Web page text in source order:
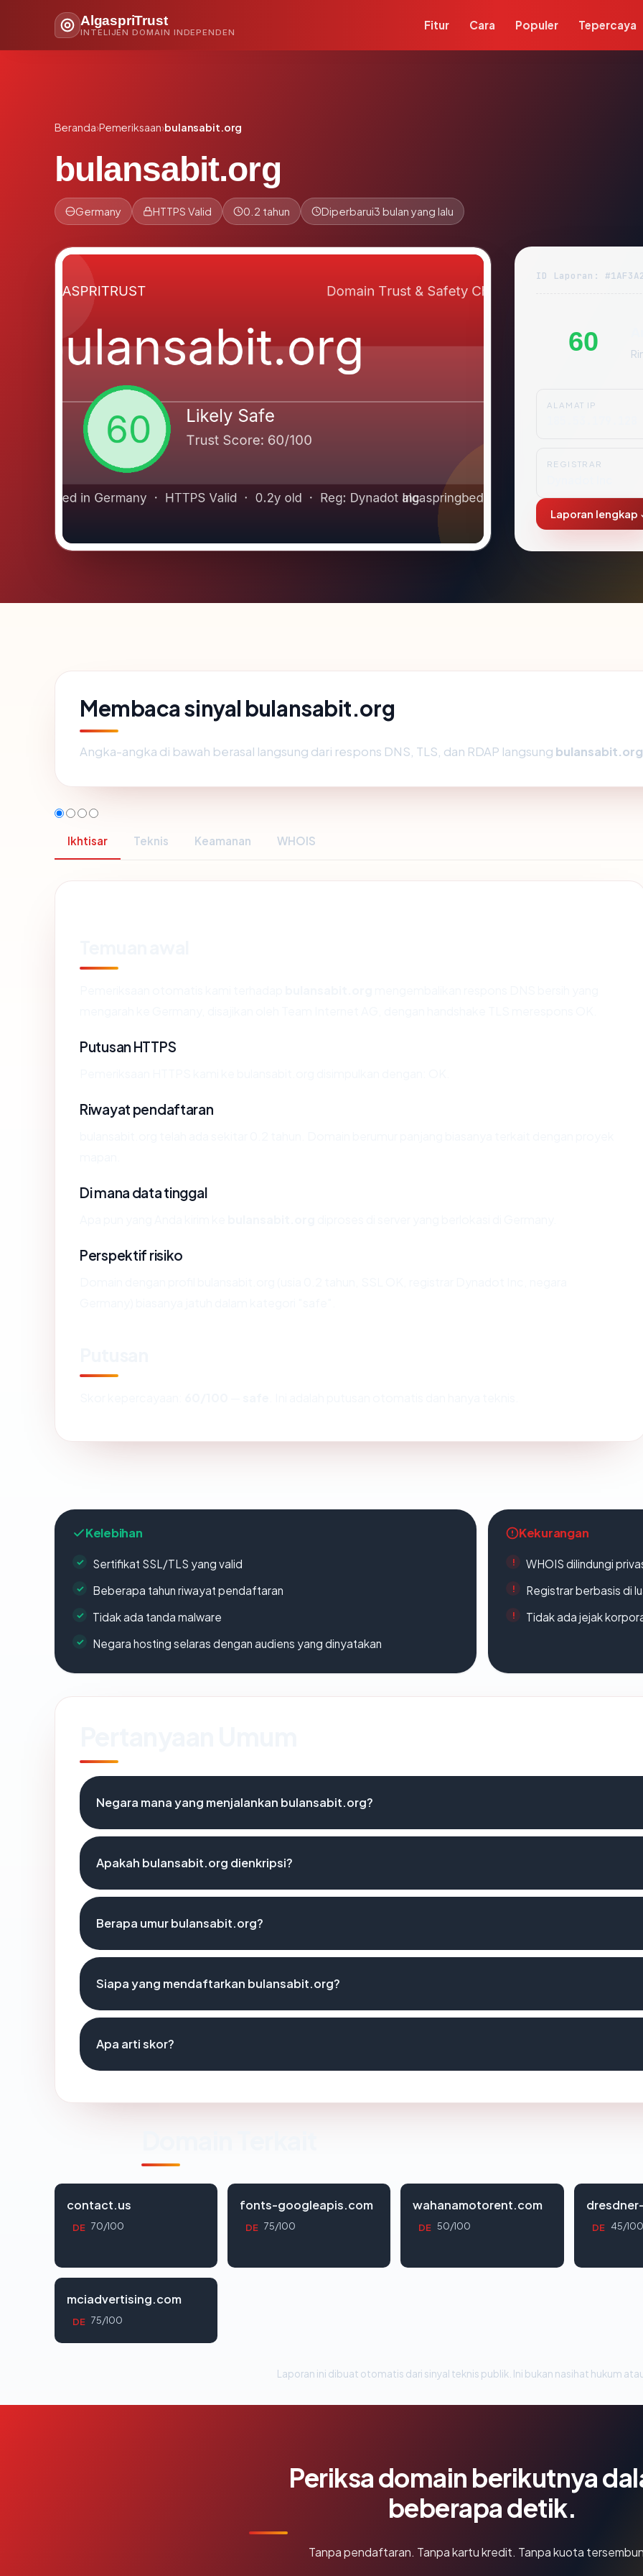
AlgaspriTrust
INTELIJEN DOMAIN INDEPENDEN
Fitur Cara Populer Tepercaya
Beranda›Pemeriksaan›bulansabit.org
bulansabit.org
Germany HTTPS Valid 0.2 tahun Diperbarui3 bulan yang lalu
ID Laporan:
60
ALAMAT IP
REGISTRAR
Laporan lengkap
Membaca sinyal bulansabit.org
Angka-angka di bawah berasal langsung dari respons DNS, TLS, dan RDAP langsung bulansabit.org
Ikhtisar Teknis Keamanan WHOIS
Putusan HTTPS
Riwayat pendaftaran
Di mana data tinggal
Perspektif risiko
Kelebihan
Sertifikat SSL/TLS yang valid
Beberapa tahun riwayat pendaftaran
Tidak ada tanda malware
Negara hosting selaras dengan audiens yang dinyatakan
Kekurangan
WHOIS dilindungi
Registrar berbasis di
Tidak ada jejak
Negara mana yang menjalankan bulansabit.org?
Apakah bulansabit.org dienkripsi?
Berapa umur bulansabit.org?
Siapa yang mendaftarkan bulansabit.org?
Apa arti skor?
contact.us
DE 70/100
fonts-googleapis.com
DE 75/100
wahanamotorent.com
DE 50/100 DE 45/100
mciadvertising.com
DE 75/100
Laporan ini dibuat otomatis dari sinyal teknis publik. Ini bukan nasihat hukum
Periksa domain berikutnya
beberapa detik.
Tanpa pendaftaran. Tanpa kartu kredit. Tanpa kuota